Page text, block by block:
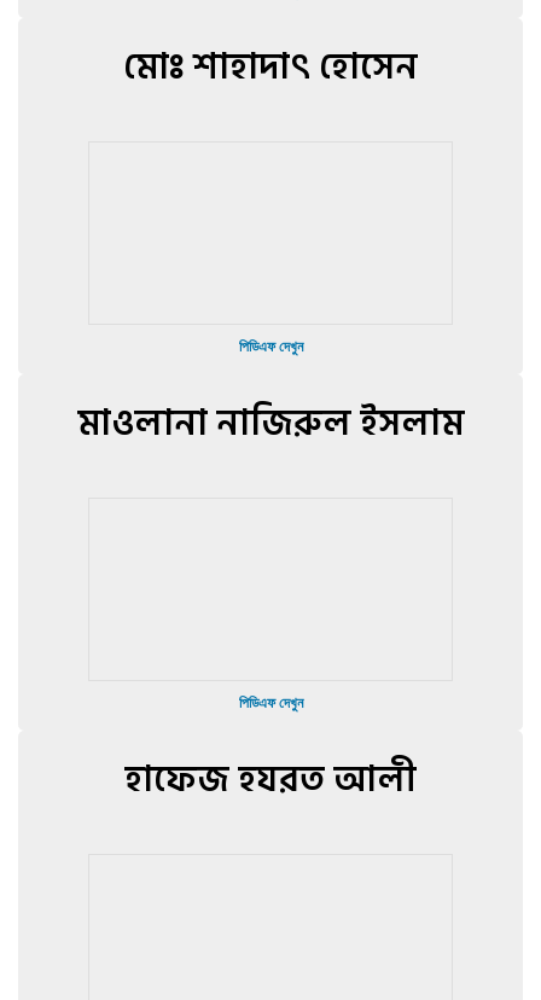
মোঃ শাহাদাৎ হোসেন
পিডিএফ দেখুন
মাওলানা নাজিরুল ইসলাম
পিডিএফ দেখুন
হাফেজ হযরত আলী